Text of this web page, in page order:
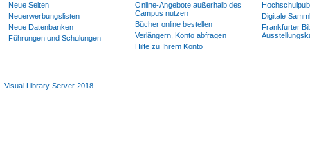
Neue Seiten
Neuerwerbungslisten
Neue Datenbanken
Führungen und Schulungen
Online-Angebote außerhalb des
Campus nutzen
Bücher online bestellen
Verlängern, Konto abfragen
Hilfe zu Ihrem Konto
Digitale
Frankfurter
Visual Library Server 2018